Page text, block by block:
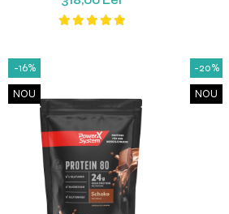
-16%
NOU
-20%
NOU